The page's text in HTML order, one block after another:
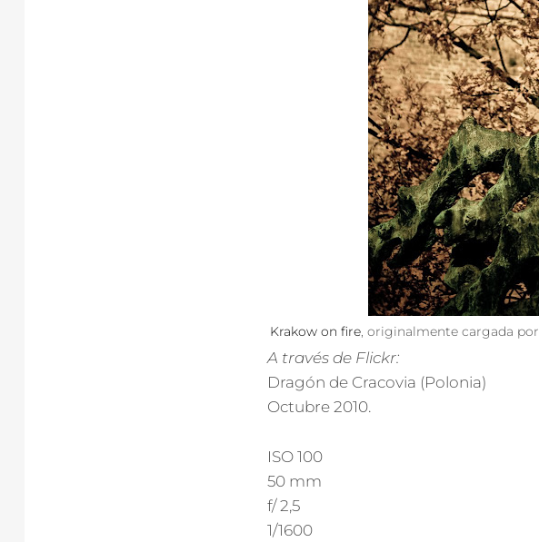
Krakow on fire , originalmente cargada por
A través de Flickr:
Dragón de Cracovia (Polonia)
Octubre 2010.
ISO 100
50 mm
f/ 2,5
1/1600